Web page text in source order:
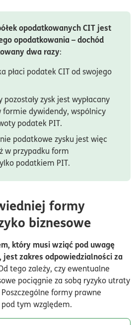
opodatkowanych CIT jest
opodatkowania – dochód
dwa razy:
płaci podatek CIT od swojego
zysk jest wypłacany
formie dywidendy, wspólnicy
podatek PIT.
podatkowe zysku jest więc
w przypadku form
podatkiem PIT.
formy
biznesowe
który musi wziąć pod uwagę
jest zakres odpowiedzialności za
tego zależy, czy ewentualne
pociągnie za sobą ryzyko utraty
formy prawne
tym względem.